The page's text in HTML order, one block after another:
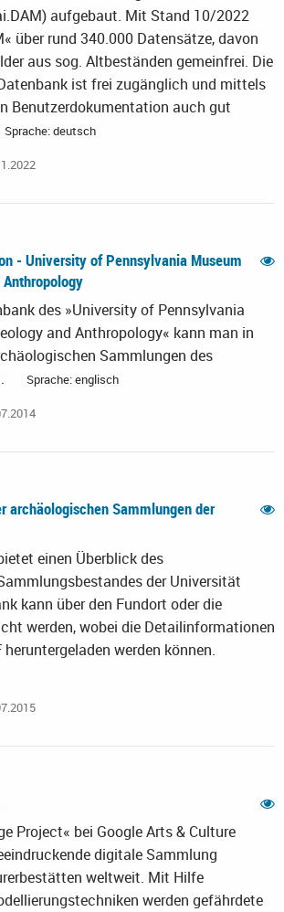
aufgebaut. Mit Stand 10/2022
über rund 340.000 Datensätze, davon
aus sog. Altbeständen gemeinfrei. Die
ist frei zugänglich und mittels
Benutzerdokumentation auch gut
Sprache: deutsch
- University of Pennsylvania Museum
des »University of Pennsylvania
and Anthropology« kann man in
Sammlungen des
Sprache: englisch
archäologischen Sammlungen der
einen Überblick des
der Universität
kann über den Fundort oder die
werden, wobei die Detailinformationen
heruntergeladen werden können.
Project« bei Google Arts & Culture
digitale Sammlung
weltweit. Mit Hilfe
werden gefährdete